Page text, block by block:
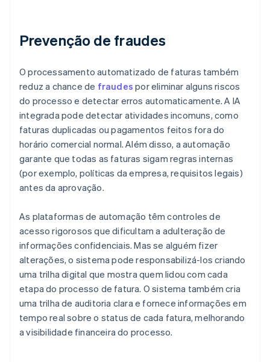
Prevenção de fraudes
O processamento automatizado de faturas também
reduz a chance de fraudes por eliminar alguns riscos
do processo e detectar erros automaticamente. A IA
integrada pode detectar atividades incomuns, como
faturas duplicadas ou pagamentos feitos fora do
horário comercial normal. Além disso, a automação
garante que todas as faturas sigam regras internas
(por exemplo, políticas da empresa, requisitos legais)
antes da aprovação.
As plataformas de automação têm controles de
acesso rigorosos que dificultam a adulteração de
informações confidenciais. Mas se alguém fizer
alterações, o sistema pode responsabilizá-los criando
uma trilha digital que mostra quem lidou com cada
etapa do processo de fatura. O sistema também cria
uma trilha de auditoria clara e fornece informações em
tempo real sobre o status de cada fatura, melhorando
a visibilidade financeira do processo.